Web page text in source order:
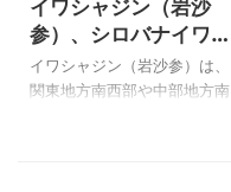
ん。 下に、仲間のコウメバチ
ソウ（小梅鉢草）とシラヒゲ
ソウ（白髭草）の写真と特徴
も載せています。 上の神津ウ
イワシャジン（岩沙
参）、シロバナイワシ
ャジン（白花岩沙参）
の育て方
イワシャジン（岩沙参）は、
関東地方南西部や中部地方南